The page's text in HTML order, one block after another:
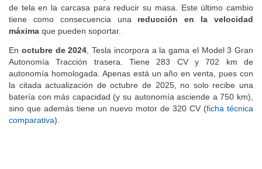
resistencia aerodinámica y unos neumáticos con una capa menos
de tela en la carcasa para reducir su masa. Este último cambio
tiene como consecuencia una
Enoctubre de 2024 , Tesla incorpora a la gama el Model 3 Gran
Autonomía Tracción trasera. Tiene 283 CV y 702 km de
autonomía homologada. Apenas está un año en venta, pues con
la citada actualización de octubre de 2025, no solo recibe una
batería con más capacidad (y su autonomía asciende a 750 km),
sino que además tiene un nuevo motor de 320 CV (